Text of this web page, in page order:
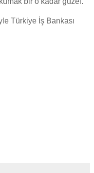
Türkiye İş Bankası